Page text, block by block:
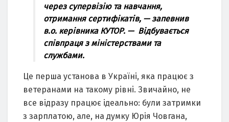
через супервізію та навчання,
отримання сертифікатів, — запевнив
в.о. керівника КУТОР. — Відбувається
співпраця з міністерствами та
службами.
Це перша установа в Україні, яка працює з
ветеранами на такому рівні. Звичайно, не
все відразу працює ідеально: були затримки
з зарплатою, але, на думку Юрія Човгана,